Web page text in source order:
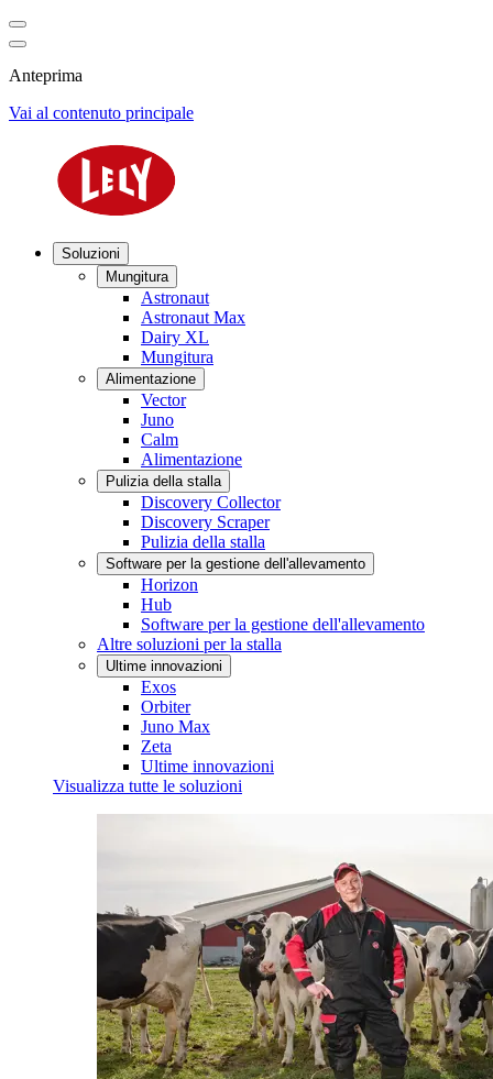
Anteprima
Vai al contenuto principale
Soluzioni
Mungitura
Astronaut
Astronaut Max
Dairy XL
Mungitura
Alimentazione
Vector
Juno
Calm
Alimentazione
Pulizia della stalla
Discovery Collector
Discovery Scraper
Pulizia della stalla
Software per la gestione dell'allevamento
Horizon
Hub
Software per la gestione dell'allevamento
Altre soluzioni per la stalla
Ultime innovazioni
Exos
Orbiter
Juno Max
Zeta
Ultime innovazioni
Visualizza tutte le soluzioni